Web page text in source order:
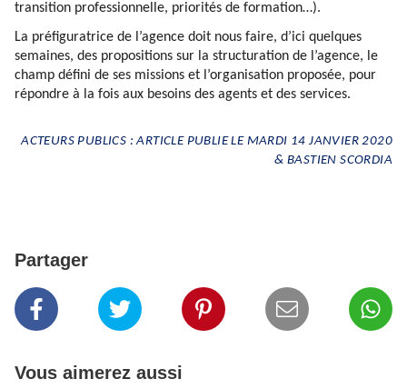
transition professionnelle, priorités de formation…).
La préfiguratrice de l’agence doit nous faire, d’ici quelques
semaines, des propositions sur la structuration de l’agence, le
champ défini de ses missions et l’organisation proposée, pour
répondre à la fois aux besoins des agents et des services.
ACTEURS PUBLICS : ARTICLE PUBLIE LE MARDI 14 JANVIER 2020
& BASTIEN SCORDIA
Partager
Vous aimerez aussi